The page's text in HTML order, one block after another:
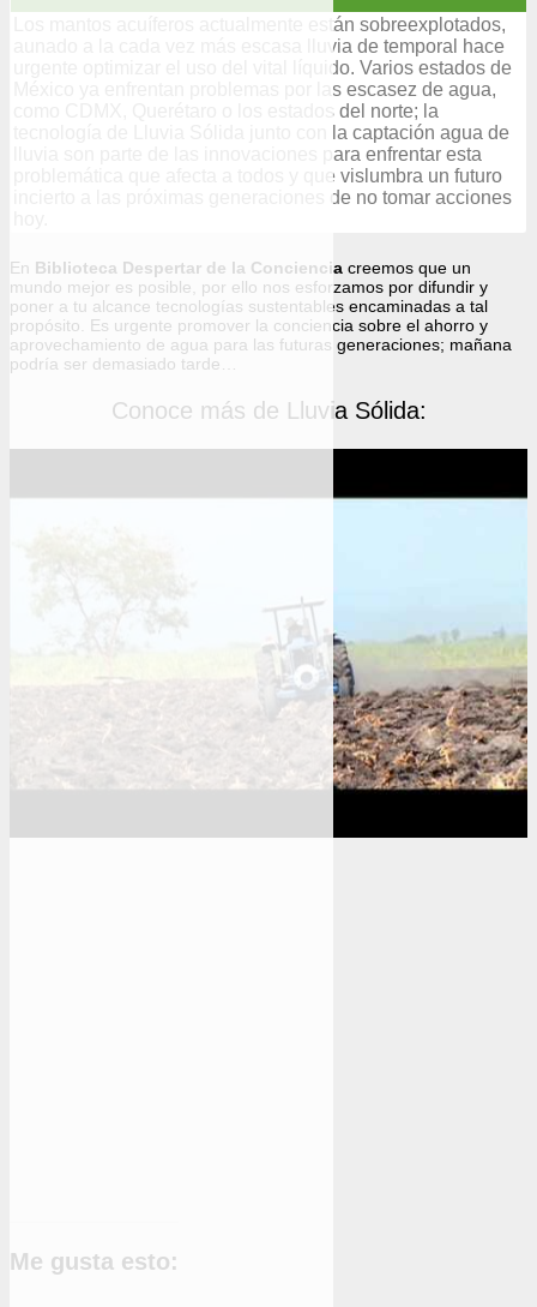
Los mantos acuíferos actualmente están sobreexplotados,
aunado a la cada vez más escasa lluvia de temporal hace
urgente optimizar el uso del vital líquido. Varios estados de
México ya enfrentan problemas por las escasez de agua,
como CDMX, Querétaro o los estados del norte; la
tecnología de Lluvia Sólida junto con la captación agua de
lluvia son parte de las innovaciones para enfrentar esta
problemática que afecta a todos y que vislumbra un futuro
incierto a las próximas generaciones de no tomar acciones
En Biblioteca Despertar de la Conciencia creemos que un
mundo mejor es posible, por ello nos esforzamos por difundir y
poner a tu alcance tecnologías sustentables encaminadas a tal
propósito. Es urgente promover la conciencia sobre el ahorro y
aprovechamiento de agua para las futuras generaciones; mañana
podría ser demasiado tarde…
Conoce más de Lluvia Sólida:
Me gusta esto: